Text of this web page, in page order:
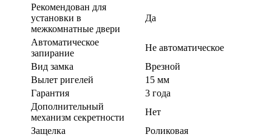
Рекомендован для
установки в
межкомнатные двери
Да
Автоматическое
запирание
Не автоматическое
Вид замка
Врезной
Вылет ригелей
15 мм
Гарантия
3 года
Дополнительный
механизм секретности
Нет
Защелка
Роликовая